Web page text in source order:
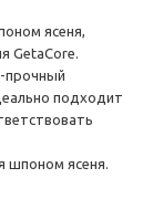
ясеня,
GetaCore.
прочный
подходит
шпоном ясеня.